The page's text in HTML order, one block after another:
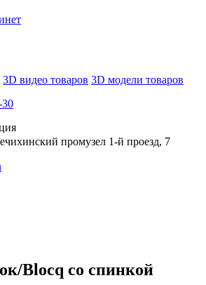
3D видео товаров 3D модели товаров
30
промузел 1-й проезд, 7
Blocq со спинкой